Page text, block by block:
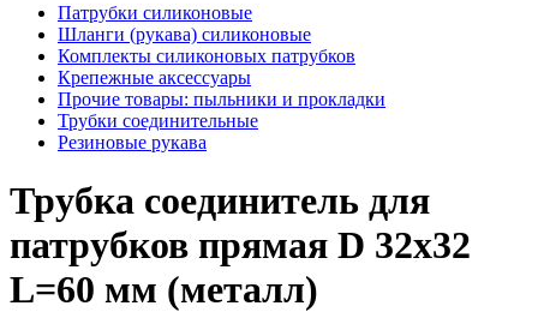
Патрубки силиконовые
Шланги (рукава) силиконовые
Комплекты силиконовых патрубков
Крепежные аксессуары
Прочие товары: пыльники и прокладки
Трубки соединительные
Резиновые рукава
Трубка соединитель для
патрубков прямая D 32х32
L=60 мм (металл)